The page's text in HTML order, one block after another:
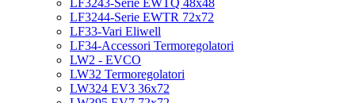
LF3243-Serie EWTQ 48x48
LF3244-Serie EWTR 72x72
LF33-Vari Eliwell
LF34-Accessori Termoregolatori
LW2 - EVCO
LW32 Termoregolatori
LW324 EV3 36x72